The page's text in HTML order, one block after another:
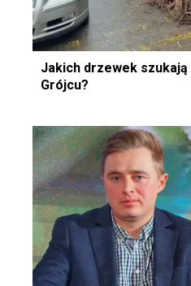
Jakich drzewek
Grójcu?